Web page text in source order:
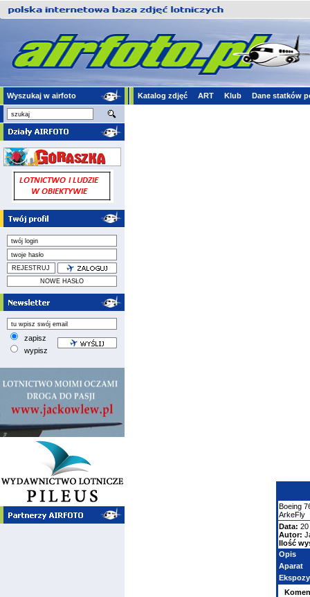
Wyszukaj w airfoto Katalog zdjęć ART Klub Dane statków
zapisz
wypisz
Boeing
ArkeFly
Data: 20
Autor:
Ilość
Opis
Aparat